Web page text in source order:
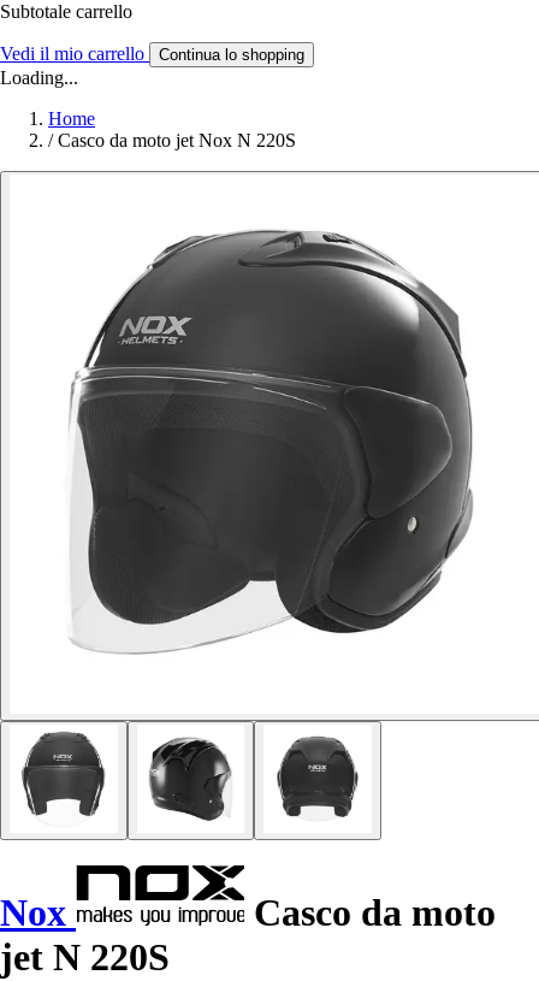
Subtotale carrello
Vedi il mio carrello Continua lo shopping
Loading...
Home
/ Casco da moto jet Nox N 220S
Nox
Casco da moto
jet N 220S